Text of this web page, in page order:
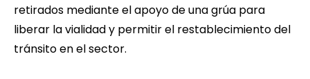
retirados mediante el apoyo de una grúa para
liberar la vialidad y permitir el restablecimiento del
tránsito en el sector.